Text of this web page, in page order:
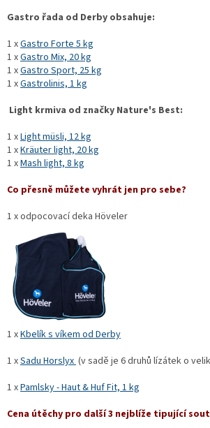
Gastro řada od Derby obsahuje:
1 xGastro Forte 5 kg
1 xGastro Mix, 20 kg
1 xGastro Sport, 25 kg
1 xGastrolinis, 1 kg
Light krmiva od značky Nature's Best:
1 xLight müsli, 12 kg
1 xKräuter light, 20 kg
1 xMash light, 8 kg
Co přesně můžete vyhrát jen pro sebe?
1 x odpocovací deka Höveler
1 xKbelík s víkem od Derby
1 xSadu Horslyx (v sadě je 6 druhů lízátek o
1 xPamlsky - Haut & Huf Fit, 1 kg
Cena útěchy pro další 3 nejblíže tipující